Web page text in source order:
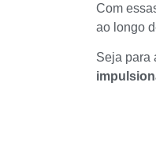
Com
ao longo
Seja para